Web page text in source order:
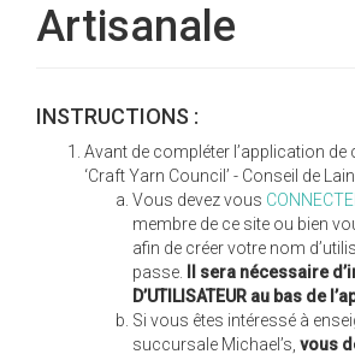
Artisanale
INSTRUCTIONS :
Avant de compléter l’application de
‘Craft Yarn Council’ - Conseil de
Vous devez vous
membre de ce site ou bien
afin de créer votre nom
passe.
Il sera nécessaire
D’UTILISATEUR au bas de
Si vous êtes intéressé à
succursale Michael’s, vous